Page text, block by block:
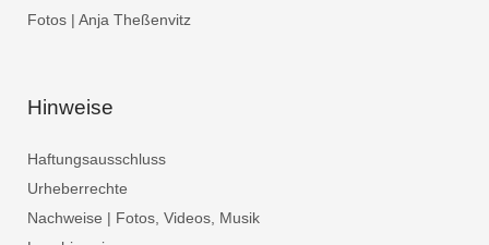
Fotos | Anja Theßenvitz
Hinweise
Haftungsausschluss
Urheberrechte
Nachweise | Fotos, Videos, Musik